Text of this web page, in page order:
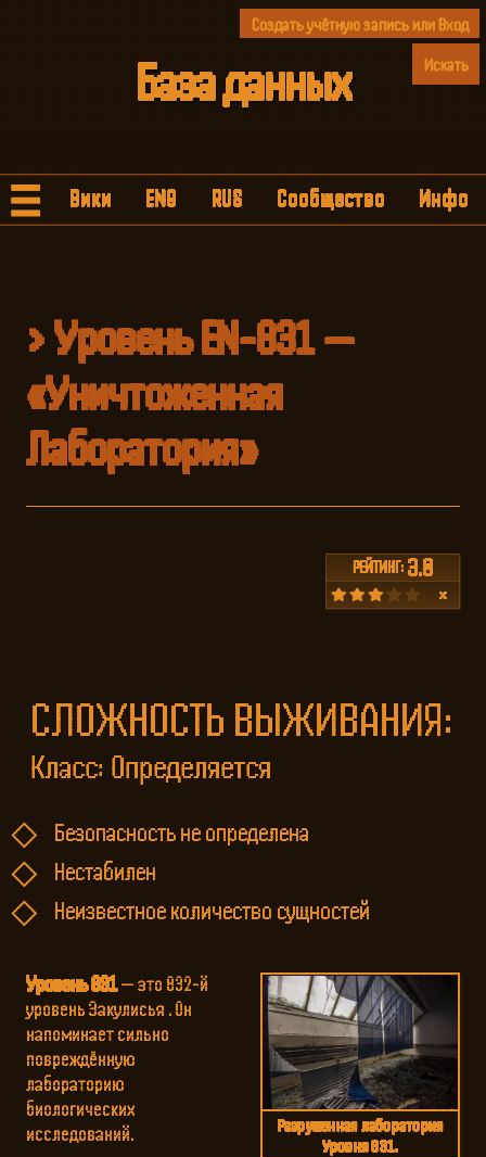
База
данных
Backrooms
Вы бывали здесь раньше.
≡ Вики ENG RUS Сообщество Инфо
Создать учётную запись или Вход
Уровень EN-831 —
«Уничтоженная
Лаборатория»
РЕЙТИНГ: 3.0
СЛОЖНОСТЬ ВЫЖИВАНИЯ:
Разрушенная лаборатория
Уровня 831.
Уровень 831— это 832-й
уровень Закулисья . Он
напоминает сильно
повреждённую
лабораторию
биологических
исследований.